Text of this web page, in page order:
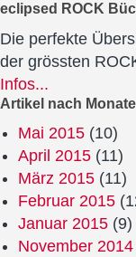
eclipsed ROCK
Die perfekte
der grössten
Infos...
Artikel nach
Mai 2015 (10)
April 2015 (11)
März 2015 (11)
Februar 2015
Januar 2015 (9)
November 2014